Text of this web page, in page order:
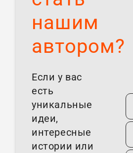
нашим
автором?
Если у вас
есть
уникальные
идеи,
интересные
истории или